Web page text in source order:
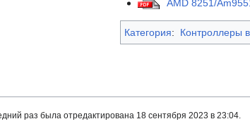
AMD 8251/
Категория: Контроллеры
раз была отредактирована 18 сентября 2023 в 23:04.